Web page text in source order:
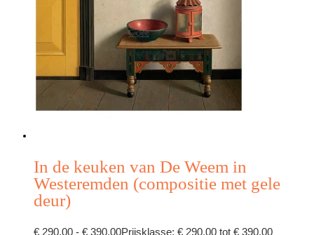
In de keuken van De Weem in
Westeremden (compositie met gele
deur)
€ 290,00 - € 390,00Prijsklasse: € 290,00 tot € 390,00